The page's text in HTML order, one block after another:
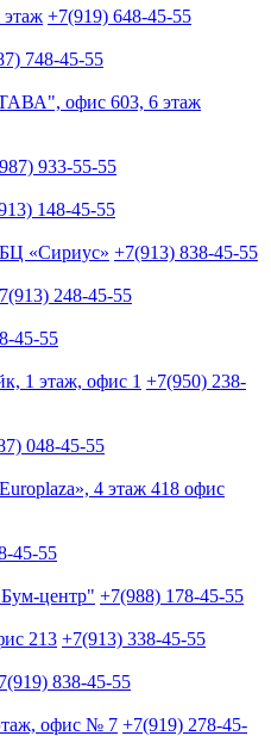
этаж +7(919) 648-45-55
748-45-55
офис 603, 6 этаж
933-55-55
148-45-55
«Сириус» +7(913) 838-45-55
248-45-55
45-55
1 этаж, офис 1 +7(950) 238-
048-45-55
4 этаж 418 офис
45-55
центр" +7(988) 178-45-55
213 +7(913) 338-45-55
838-45-55
офис № 7 +7(919) 278-45-